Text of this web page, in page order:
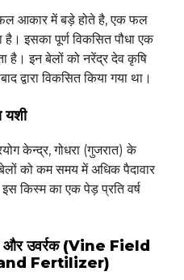
आकार में बड़े होते है, एक फल
इसका पूर्ण विकसित पौधा एक
है। इन बेलों को नरेंद्र देव कृषि
द्वारा विकसित किया गया था।
यशी
केन्द्र, गोधरा (गुजरात) के
को कम समय में अधिक पैदावार
किस्म का एक पेड़ प्रति वर्ष
उवर्रक (Vine Field
Fertilizer)